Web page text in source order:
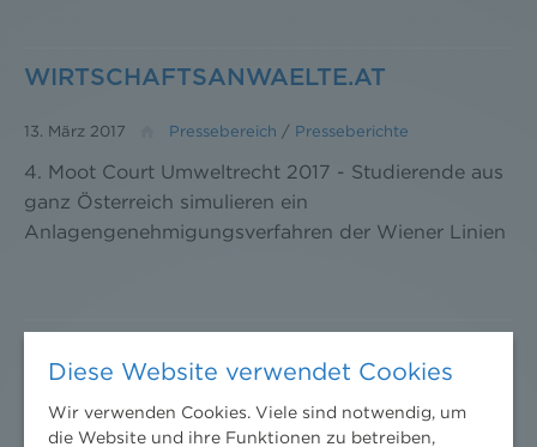
WIRTSCHAFTSANWAELTE.AT
13. März 2017 Pressebereich / Presseberichte
4. Moot Court Umweltrecht 2017 - Studierende aus
ganz Österreich simulieren ein
Anlagengenehmigungsverfahren der Wiener Linien
Diese Website verwendet Cookies
Wir verwenden Cookies. Viele sind notwendig, um
die Website und ihre Funktionen zu betreiben,